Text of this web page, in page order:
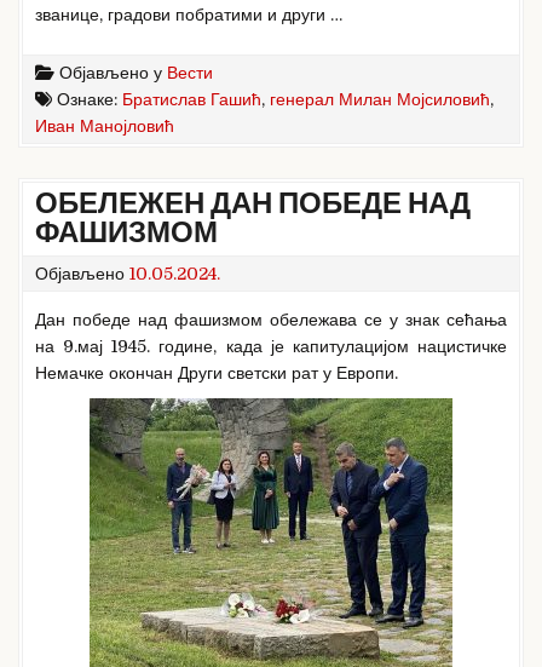
званице, градови побратими и други …
Објављено у Вести
Ознаке: Братислав Гашић, генерал Милан Мојсиловић,
Иван Манојловић
ОБЕЛЕЖЕН ДАН ПОБЕДЕ НАД
ФАШИЗМОМ
Објављено 10.05.2024.
Дан победе над фашизмом обележава се у знак сећања
на 9.мај 1945. године, када је капитулацијом нацистичке
Немачке окончан Други светски рат у Европи.